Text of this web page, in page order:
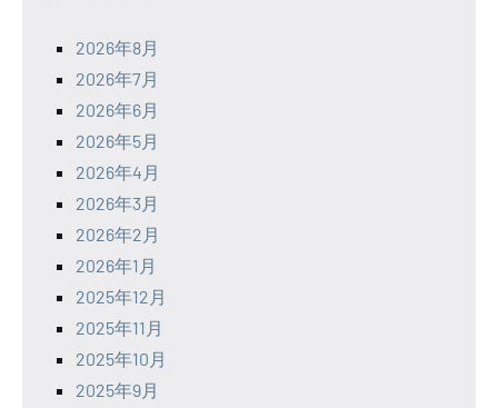
2026年8月
2026年7月
2026年6月
2026年5月
2026年4月
2026年3月
2026年2月
2026年1月
2025年12月
2025年11月
2025年10月
2025年9月